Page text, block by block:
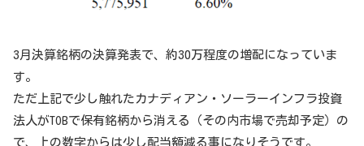
3月決算銘柄の決算発表で、約30万程度の増配になっていま
す。
ただ上記で少し触れたカナディアン・ソーラーインフラ投資
法人がTOBで保有銘柄から消える（その内市場で売却予定）の
で、上の数字からは少し配当額減る事になりそうです。